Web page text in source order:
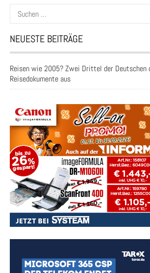
Suchen
nach:
NEUESTE BEITRÄGE
Reisen wie 2005? Zwei Drittel der Deutschen
Reisedokumente aus